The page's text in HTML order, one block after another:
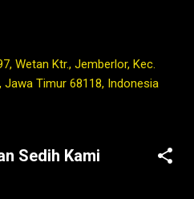
#JanganKetularan ngopi,kedai
nyaman di
membantu dan merawat
sakit, itu sangat membantu
laju persebaran pandemi ini,
mereka yang telah
Jember di
Wetan Ktr., Jemberlor, Kec.
Jawa Timur 68118, Indonesia
Sedih Kami